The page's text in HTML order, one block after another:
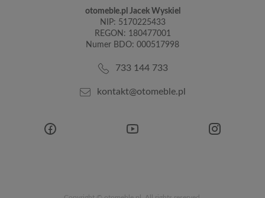
otomeble.pl Jacek Wyskiel
NIP: 5170225433
REGON: 180477001
Numer BDO: 000517998
733 144 733
kontakt@otomeble.pl